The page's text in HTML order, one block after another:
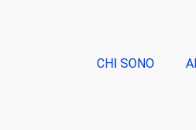
CHI SONO